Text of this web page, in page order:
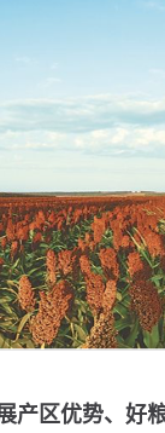
产区优势、好